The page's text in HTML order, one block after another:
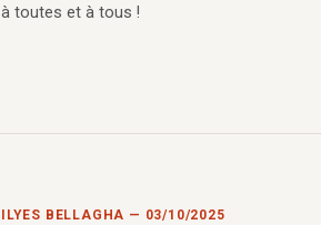
à toutes et à tous !
ILYES BELLAGHA — 03/10/2025